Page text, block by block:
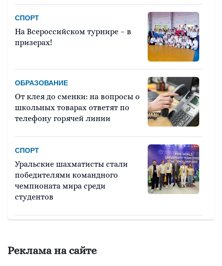
СПОРТ
На Всероссийском турнире – в
призерах!
ОБРАЗОВАНИЕ
От клея до сменки: на вопросы о
школьных товарах ответят по
телефону горячей линии
СПОРТ
Уральские шахматисты стали
победителями командного
чемпионата мира среди
студентов
Реклама на сайте